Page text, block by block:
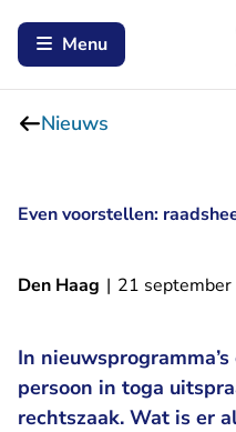
Menu
Nieuws
Even voorstellen:
Den Haag | 21
In
persoon in toga
rechtszaak. Wat is er